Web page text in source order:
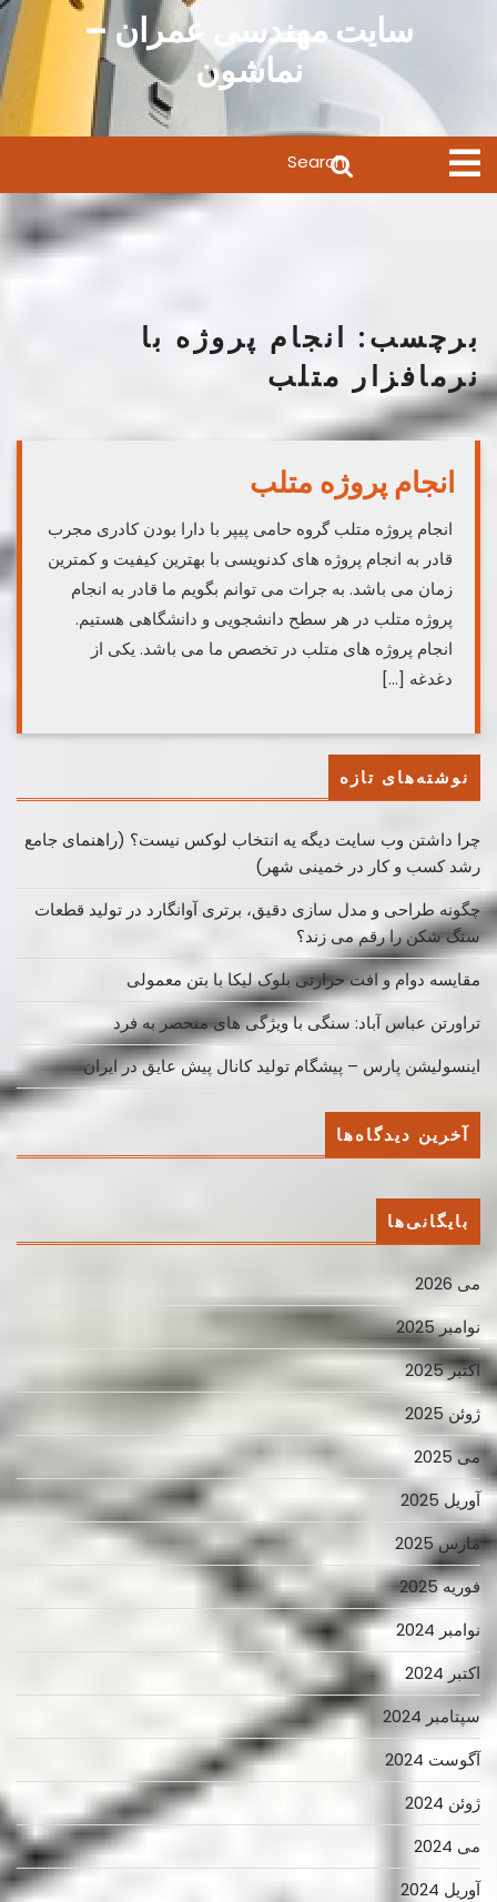
سایت مهندسی عمران –
نماشون
Open
Menu
for:
برچسب: انجام پروژه با
نرمافزار متلب
انجام پروژه متلب
انجام پروژه متلب گروه حامی پیپر با دارا بودن کادری مجرب
قادر به انجام پروژه های کدنویسی با بهترین کیفیت و کمترین
زمان می باشد. به جرات می توانم بگویم ما قادر به انجام
پروژه متلب در هر سطح دانشجویی و دانشگاهی هستیم.
انجام پروژه های متلب در تخصص ما می باشد. یکی از
دغدغه […]
نوشته‌های تازه
چرا داشتن وب سایت دیگه یه انتخاب لوکس نیست؟ (راهنمای جامع
رشد کسب ‌و کار در خمینی ‌شهر)
چگونه طراحی و مدل سازی دقیق، برتری آوانگارد در تولید قطعات
سنگ شکن را رقم می زند؟
مقایسه دوام و افت حرارتی بلوک لیکا با بتن معمولی
تراورتن عباس آباد: سنگی با ویژگی های منحصر به فرد
اینسولیشن پارس – پیشگام تولید کانال پیش عایق در ایران
آخرین دیدگاه‌ها
بایگانی‌ها
می 2026
نوامبر 2025
اکتبر 2025
ژوئن 2025
می 2025
آوریل 2025
مارس 2025
فوریه 2025
نوامبر 2024
اکتبر 2024
سپتامبر 2024
آگوست 2024
ژوئن 2024
می 2024
آوریل 2024